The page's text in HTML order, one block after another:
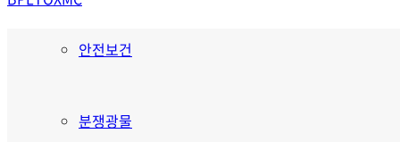
안전보건
분쟁광물